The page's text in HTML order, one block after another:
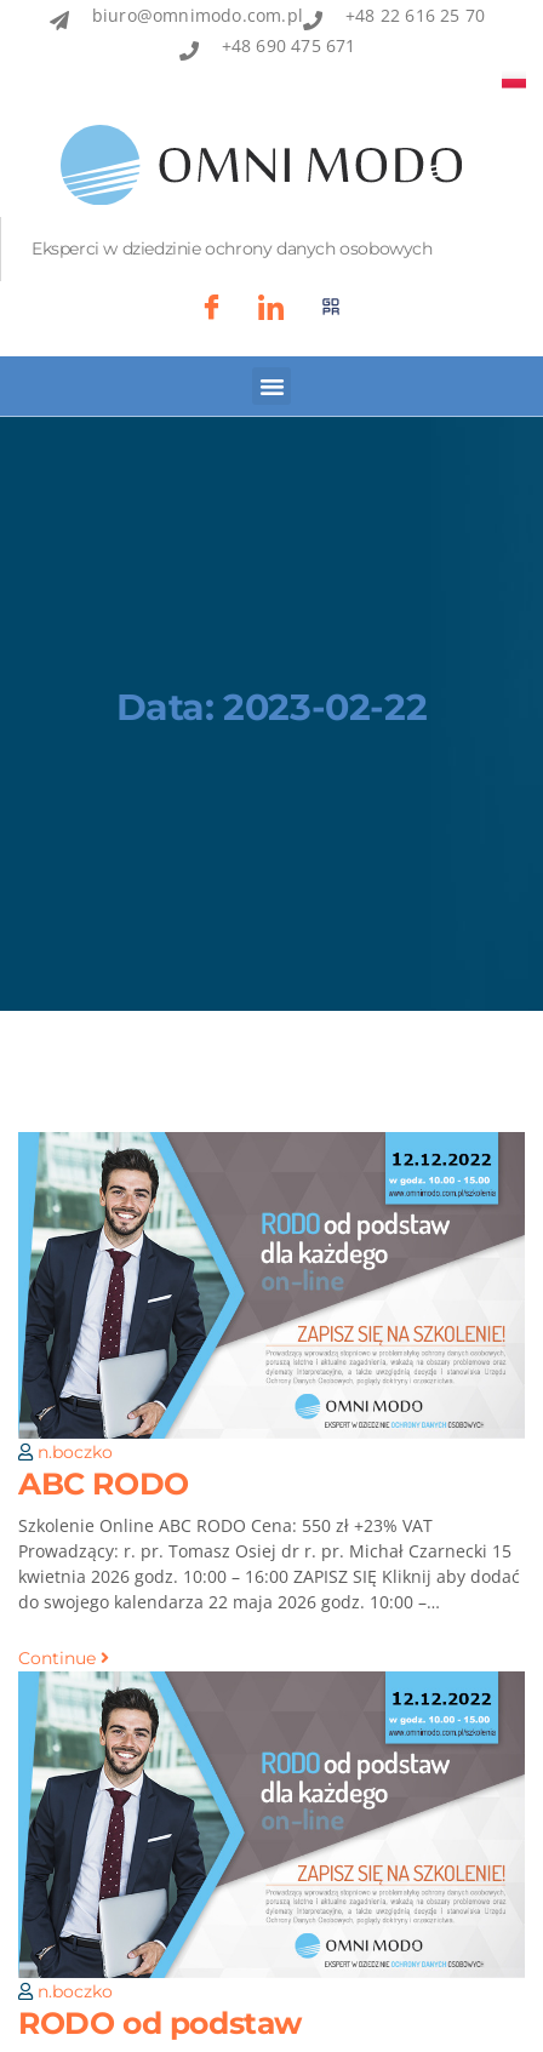
biuro@omnimodo.com.pl
+48 22 616 25 70
+48 690 475 671
Eksperci w dziedzinie ochrony danych osobowych
Data:2023-02-22
n.boczko
ABC RODO
Szkolenie Online ABC RODO Cena: 550 zł +23% VAT
Prowadzący: r. pr. Tomasz Osiej dr r. pr. Michał Czarnecki 15
kwietnia 2026 godz. 10:00 – 16:00 ZAPISZ SIĘ Kliknij aby dodać
do swojego kalendarza 22 maja 2026 godz. 10:00 –…
Continue
n.boczko
RODO od podstaw